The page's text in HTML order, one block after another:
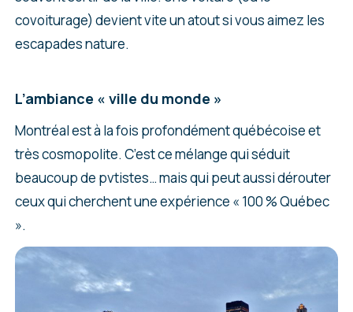
covoiturage) devient vite un atout si vous aimez les
escapades nature.
L’ambiance « ville du monde »
Montréal est à la fois profondément québécoise et
très cosmopolite. C’est ce mélange qui séduit
beaucoup de pvtistes… mais qui peut aussi dérouter
ceux qui cherchent une expérience « 100 % Québec
».